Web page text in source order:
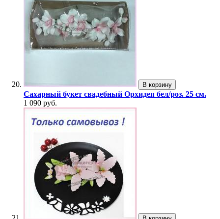
В корзину
Сахарный букет свадебный Орхидея бел/роз. 25 см.
1 090 руб.